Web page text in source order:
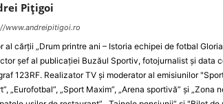
Pițigoi
www.andreipitigoi.ro
al cărţii „Drum printre ani – Istoria echipei de fotbal
şef al publicaţiei Buzăul Sportiv, fotojurnalist şi data
123RF. Realizator TV şi moderator al emisiunilor
„Eurofotbal”, „Sport Maxim”, „Arena sportivă” şi